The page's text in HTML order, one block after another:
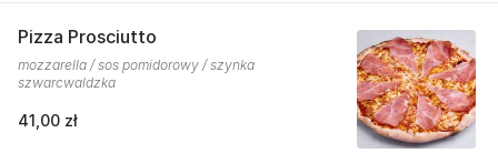
Pizza Prosciutto
mozzarella / sos pomidorowy / szynka
szwarcwaldzka
41,00 zł